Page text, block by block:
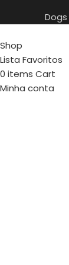
Shop
Lista Favoritos
0 items Cart
Minha conta